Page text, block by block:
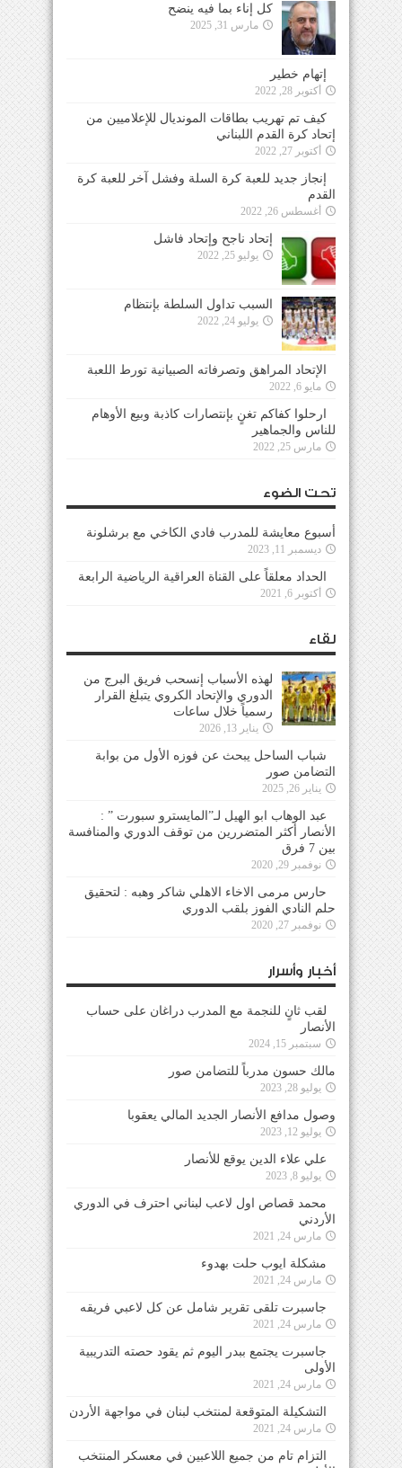
كل إناء بما فيه ينضح
مارس 31, 2025
إتهام خطير
أكتوبر 28, 2022
كيف تم تهريب بطاقات المونديال للإعلاميين من
إتحاد كرة القدم اللبناني
أكتوبر 27, 2022
إنجاز جديد للعبة كرة السلة وفشل آخر للعبة كرة
القدم
أغسطس 26, 2022
إتحاد ناجح وإتحاد فاشل
يوليو 25, 2022
السبب تداول السلطة بإنتظام
يوليو 24, 2022
الإتحاد المراهق وتصرفاته الصبيانية تورط اللعبة
مايو 6, 2022
ارحلوا كفاكم تغنٍ بإنتصارات كاذبة وبيع الأوهام
للناس والجماهير
مارس 25, 2022
تحت الضوء
أسبوع معايشة للمدرب فادي الكاخي مع برشلونة
ديسمبر 11, 2023
الحداد معلقاً على القناة العراقية الرياضية الرابعة
أكتوبر 6, 2021
لقاء
لهذه الأسباب إنسحب فريق البرج من
الدوري والإتحاد الكروي يتبلغ القرار
رسمياً خلال ساعات
يناير 13, 2026
شباب الساحل يبحث عن فوزه الأول من بوابة
التضامن صور
يناير 26, 2025
عبد الوهاب ابو الهيل لـ”المايسترو سبورت ” :
الأنصار أكثر المتضررين من توقف الدوري والمنافسة
بين 7 فرق
نوفمبر 29, 2020
حارس مرمى الاخاء الاهلي شاكر وهبه : لتحقيق
حلم النادي الفوز بلقب الدوري
نوفمبر 27, 2020
أخبار وأسرار
لقب ثانٍ للنجمة مع المدرب دراغان على حساب
الأنصار
سبتمبر 15, 2024
مالك حسون مدرباً للتضامن صور
يوليو 28, 2023
وصول مدافع الأنصار الجديد المالي يعقوبا
يوليو 12, 2023
علي علاء الدين يوقع للأنصار
يوليو 8, 2023
محمد قصاص اول لاعب لبناني احترف في الدوري
الأردني
مارس 24, 2021
مشكلة ايوب حلت بهدوء
مارس 24, 2021
جاسبرت تلقى تقرير شامل عن كل لاعبي فريقه
مارس 24, 2021
جاسبرت يجتمع ببدر اليوم ثم يقود حصته التدريبية
الأولى
مارس 24, 2021
التشكيلة المتوقعة لمنتخب لبنان في مواجهة الأردن
مارس 24, 2021
التزام تام من جميع اللاعبين في معسكر المنتخب